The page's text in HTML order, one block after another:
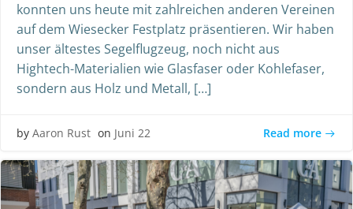
konnten uns heute mit zahlreichen anderen Vereinen
auf dem Wiesecker Festplatz präsentieren. Wir haben
unser ältestes Segelflugzeug, noch nicht aus
Hightech-Materialien wie Glasfaser oder Kohlefaser,
sondern aus Holz und Metall, […]
by Aaron Rust on Juni 22 Read more